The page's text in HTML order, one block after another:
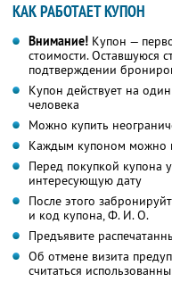
КАК РАБОТАЕТ КУПОН
Внимание! Купон —
стоимости. Оставшуюся
подтверждении
Купон действует на
человека
Можно купить
Каждым купоном можно
Перед покупкой купона
интересующую дату
После этого
и код купона, Ф. И. О.
Предъявите
Об отмене визита
считаться